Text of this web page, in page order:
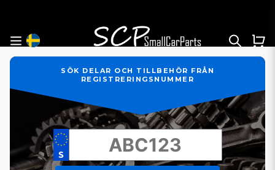
SÖK DELAR OCH TILLBEHÖR FRÅN
REGISTRERINGSNUMMER